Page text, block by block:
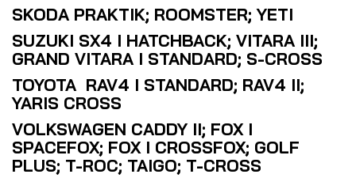
SKODA PRAKTIK; ROOMSTER; YETI
SUZUKI SX4 I HATCHBACK; VITARA III;
GRAND VITARA I STANDARD; S-CROSS
TOYOTA RAV4 I STANDARD; RAV4 II;
YARIS CROSS
VOLKSWAGEN CADDY II; FOX I
SPACEFOX; FOX I CROSSFOX; GOLF
PLUS; T-ROC; TAIGO; T-CROSS